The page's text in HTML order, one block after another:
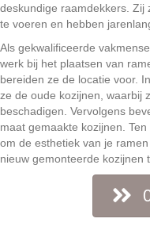
deskundige raamdekkers. Zij
te voeren en hebben
Als gekwalificeerde
werk bij het plaatsen van
bereiden ze de locatie voor.
ze de oude kozijnen, waarbij
beschadigen. Vervolgens
maat gemaakte kozijnen.
om de esthetiek van je
nieuw gemonteerde kozijnen